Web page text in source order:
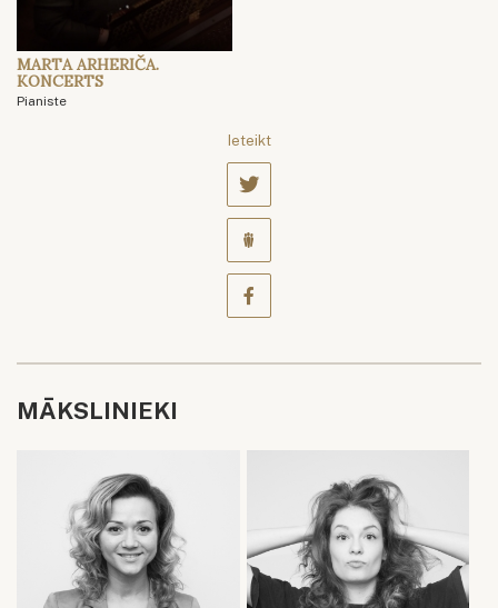
MARTA ARHERIČA.
KONCERTS
Pianiste
Ieteikt
MĀKSLINIEKI